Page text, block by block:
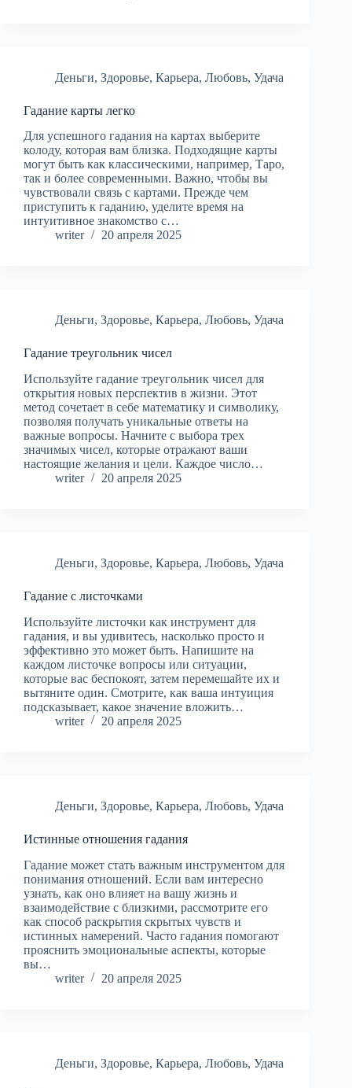
Деньги, Здоровье, Карьера, Любовь, Удача
Гадание карты легко
Для успешного гадания на картах выберите
колоду, которая вам близка. Подходящие карты
могут быть как классическими, например, Таро,
так и более современными. Важно, чтобы вы
чувствовали связь с картами. Прежде чем
приступить к гаданию, уделите время на
интуитивное знакомство с…
writer
20 апреля 2025
Деньги, Здоровье, Карьера, Любовь, Удача
Гадание треугольник чисел
Используйте гадание треугольник чисел для
открытия новых перспектив в жизни. Этот
метод сочетает в себе математику и символику,
позволяя получать уникальные ответы на
важные вопросы. Начните с выбора трех
значимых чисел, которые отражают ваши
настоящие желания и цели. Каждое число…
writer
20 апреля 2025
Деньги, Здоровье, Карьера, Любовь, Удача
Гадание с листочками
Используйте листочки как инструмент для
гадания, и вы удивитесь, насколько просто и
эффективно это может быть. Напишите на
каждом листочке вопросы или ситуации,
которые вас беспокоят, затем перемешайте их и
вытяните один. Смотрите, как ваша интуиция
подсказывает, какое значение вложить…
writer
20 апреля 2025
Деньги, Здоровье, Карьера, Любовь, Удача
Истинные отношения гадания
Гадание может стать важным инструментом для
понимания отношений. Если вам интересно
узнать, как оно влияет на вашу жизнь и
взаимодействие с близкими, рассмотрите его
как способ раскрытия скрытых чувств и
истинных намерений. Часто гадания помогают
прояснить эмоциональные аспекты, которые
вы…
writer
20 апреля 2025
Деньги, Здоровье, Карьера, Любовь, Удача